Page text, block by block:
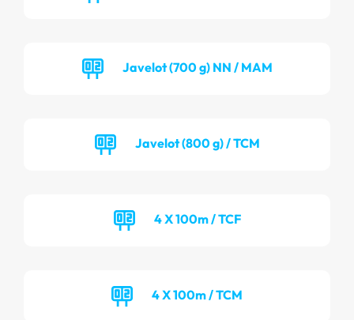
Javelot (700 g) NN / MAM
Javelot (800 g) / TCM
4 X 100m / TCF
4 X 100m / TCM